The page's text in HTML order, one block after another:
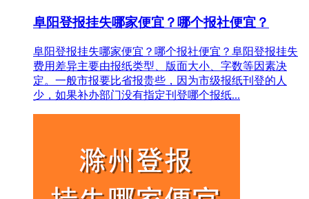
阜阳登报挂失哪家便宜？哪个报社便宜？
阜阳登报挂失哪家便宜？哪个报社便宜？阜阳登报挂失
费用差异主要由报纸类型、版面大小、字数等因素决
定。一般市报要比省报贵些，因为市级报纸刊登的人
少，如果补办部门没有指定刊登哪个报纸...